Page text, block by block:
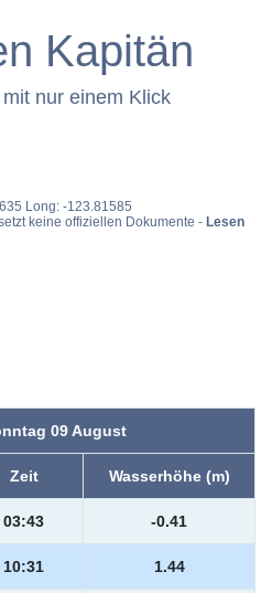
Kapitän
nur einem Klick
Long: -123.81585
keine offiziellen Dokumente - Lesen
09 August
Zeit Wasserhöhe (m)
03:43 -0.41
10:31 1.44